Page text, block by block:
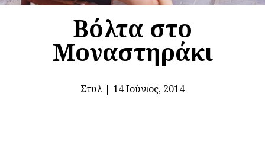
Bόλτα στο
Μοναστηράκι
Στυλ| 14 Ιούνιος, 2014